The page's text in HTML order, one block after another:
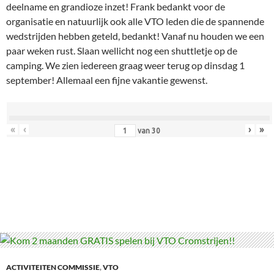
deelname en grandioze inzet! Frank bedankt voor de
organisatie en natuurlijk ook alle VTO leden die de spannende
wedstrijden hebben geteld, bedankt! Vanaf nu houden we een
paar weken rust. Slaan wellicht nog een shuttletje op de
camping. We zien iedereen graag weer terug op dinsdag 1
september! Allemaal een fijne vakantie gewenst.
« ‹ van 30 › »
ACTIVITEITEN COMMISSIE,VTO